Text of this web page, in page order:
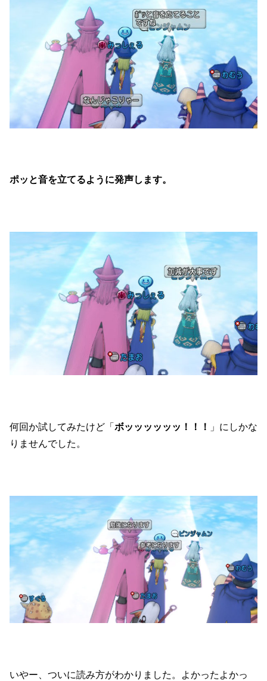
ポッと音を立てるように発声します。
何回か試してみたけど「 ボッッッッッッ！！！
」にしかな
りませんでした。
いやー、ついに読み方がわかりました。よかったよかっ